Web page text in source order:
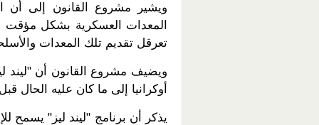
ويشير مشروع القانون إلى أن
المعدات العسكرية بشكل مؤقت
تعرقل تقديم تلك المعدات
ويضيف مشروع القانون أن "ليند
أوكرانيا إلى ما كان عليه الحال قبل
يذكر أن برنامج "ليند ليز" يسمح